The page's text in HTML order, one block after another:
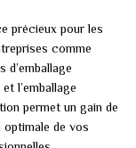
précieux pour les
comme
l’emballage
permet un gain de
de vos